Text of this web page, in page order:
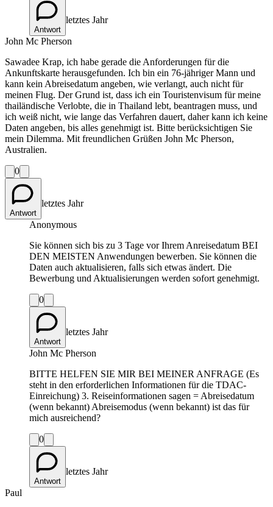
Antwort
letztes Jahr
John Mc Pherson
Sawadee Krap, ich habe gerade die Anforderungen für die
Ankunftskarte herausgefunden. Ich bin ein 76-jähriger Mann und
kann kein Abreisedatum angeben, wie verlangt, auch nicht für
meinen Flug. Der Grund ist, dass ich ein Touristenvisum für meine
thailändische Verlobte, die in Thailand lebt, beantragen muss, und
ich weiß nicht, wie lange das Verfahren dauert, daher kann ich keine
Daten angeben, bis alles genehmigt ist. Bitte berücksichtigen Sie
mein Dilemma. Mit freundlichen Grüßen John Mc Pherson,
Australien.
0
Antwort
letztes Jahr
Anonymous
Sie können sich bis zu 3 Tage vor Ihrem Anreisedatum BEI
DEN MEISTEN Anwendungen bewerben. Sie können die
Daten auch aktualisieren, falls sich etwas ändert. Die
Bewerbung und Aktualisierungen werden sofort genehmigt.
0
Antwort
letztes Jahr
John Mc Pherson
BITTE HELFEN SIE MIR BEI MEINER ANFRAGE (Es
steht in den erforderlichen Informationen für die TDAC-
Einreichung) 3. Reiseinformationen sagen = Abreisedatum
(wenn bekannt) Abreisemodus (wenn bekannt) ist das für
mich ausreichend?
0
Antwort
letztes Jahr
Paul